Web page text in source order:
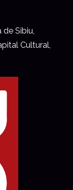
Sibiu,
Cultural,